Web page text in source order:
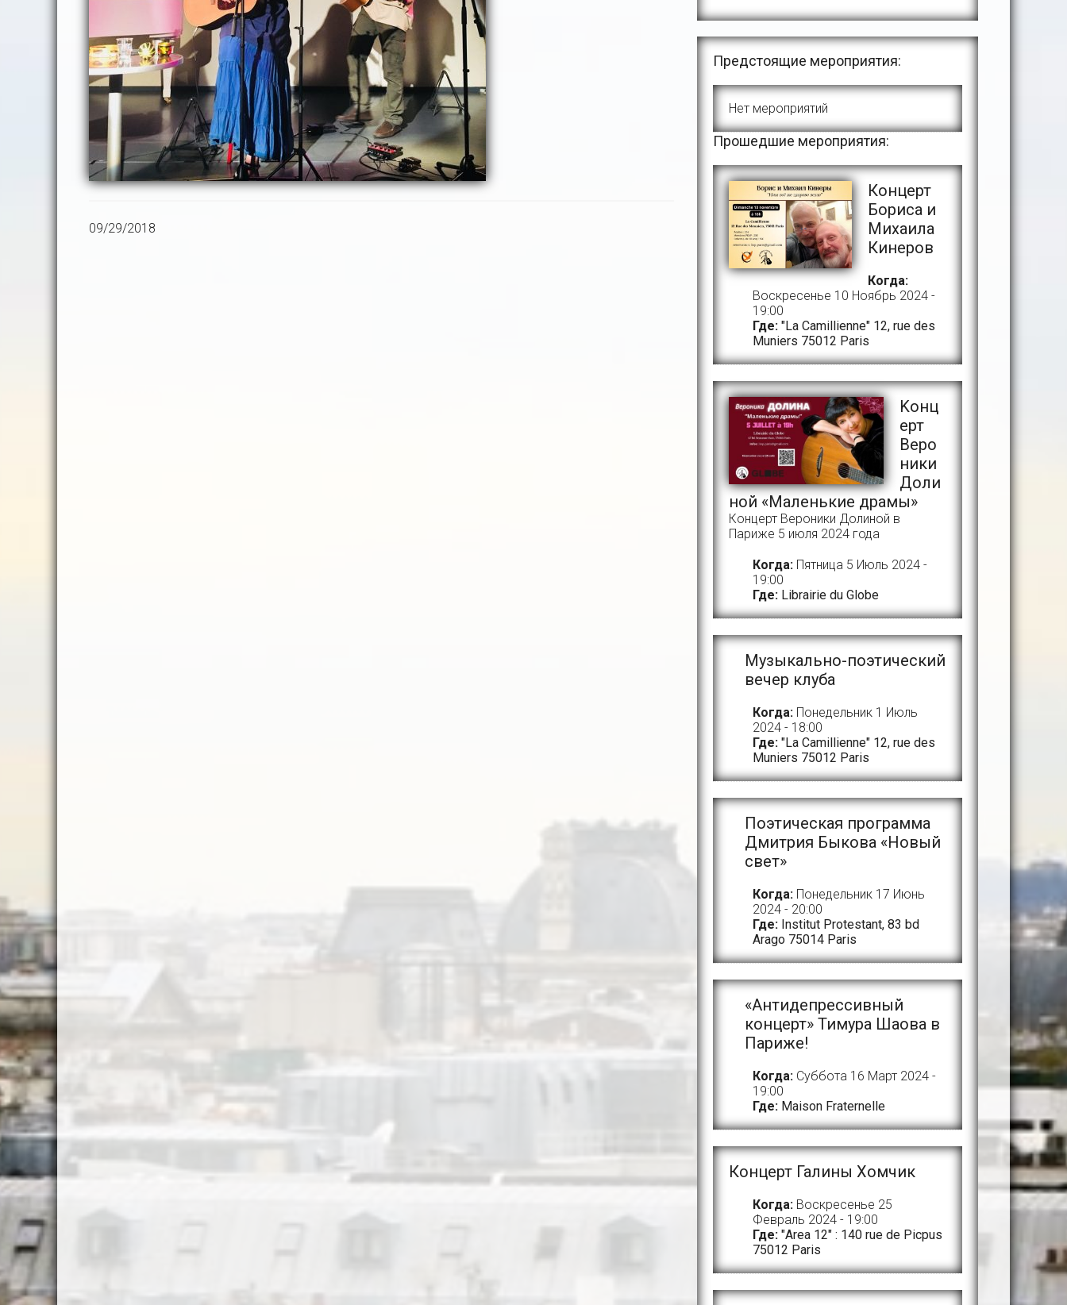
09/29/2018
Предстоящие мероприятия:
Нет мероприятий
Прошедшие мероприятия:
Концерт
Бориса и
Михаила
Кинеров
Когда:
Воскресенье 10 Ноябрь 2024 -
19:00
Где: "La Camillienne" 12, rue des
Muniers 75012 Paris
Kонц
ерт
Веро
ники
Доли
ной «Маленькие драмы»
Концерт Вероники Долиной в
Париже 5 июля 2024 года
Когда:Пятница 5 Июль 2024 -
19:00
Где: Librairie du Globe
Музыкально-поэтический
вечер клуба
Когда:Понедельник 1 Июль
2024 - 18:00
Где: "La Camillienne" 12, rue des
Muniers 75012 Paris
Поэтическая программа
Дмитрия Быкова «Новый
свет»
Когда:Понедельник 17 Июнь
2024 - 20:00
Где: Institut Protestant, 83 bd
Arago 75014 Paris
«Антидепрессивный
концерт» Тимура Шаова в
Париже!
Когда:Суббота 16 Март 2024 -
19:00
Где: Maison Fraternelle
Концерт Галины Хомчик
Когда:Воскресенье 25
Февраль 2024 - 19:00
Где: "Area 12" : 140 rue de Picpus
75012 Paris